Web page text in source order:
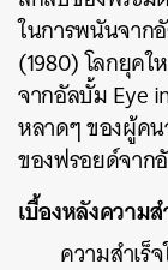
ในการพนันจาก
(1980) โลกยุค
จากอัลบั้ม Eye
หลาดๆ ของผู้ค
ของฟรอยด์จาก
เบื้องหลังความส
ความสำเร็